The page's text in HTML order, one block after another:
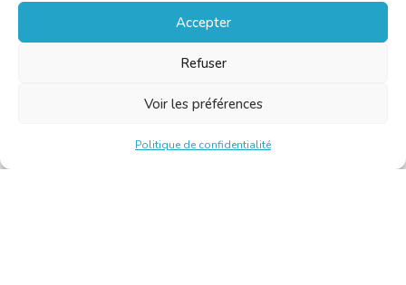
Accepter
Refuser
Voir les préférences
Politique de confidentialité